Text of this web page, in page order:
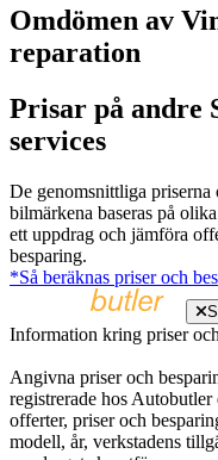
Omdömen av
reparation
Prisar på andre
services
De genomsnittliga priserna
bilmärkena baseras på
ett uppdrag och jämföra
besparing.
*Så beräknas priser och
Information kring priser
Angivna priser och
registrerade hos
offerter, priser och
modell, år, verkstadens